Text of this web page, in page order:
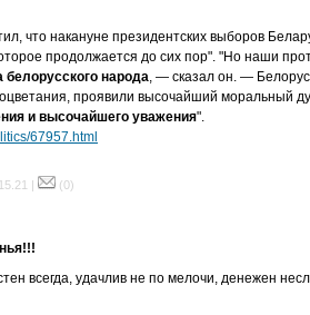
что накануне президентских выборов
продолжается до сих пор". "Но наши
белорусского народа, — сказал он. —
проявили высочайший моральный
и высочайшего уважения".
67957.html
| (0)
всегда, удачлив не по мелочи, денежен